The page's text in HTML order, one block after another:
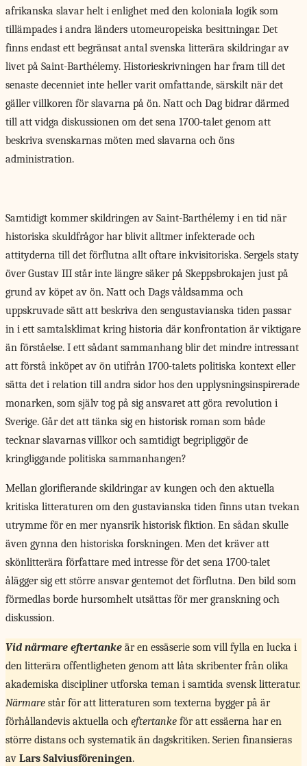
afrikanska slavar helt i enlighet med den koloniala logik som
tillämpades i andra länders utomeuropeiska besittningar. Det
finns endast ett begränsat antal svenska litterära skildringar av
livet på Saint-Barthélemy. Historieskrivningen har fram till det
senaste decenniet inte heller varit omfattande, särskilt när det
gäller villkoren för slavarna på ön. Natt och Dag bidrar därmed
till att vidga diskussionen om det sena 1700-talet genom att
beskriva svenskarnas möten med slavarna och öns
administration.
Samtidigt kommer skildringen av Saint-Barthélemy i en tid när
historiska skuldfrågor har blivit alltmer infekterade och
attityderna till det förflutna allt oftare inkvisitoriska. Sergels staty
över Gustav III står inte längre säker på Skeppsbrokajen just på
grund av köpet av ön. Natt och Dags våldsamma och
uppskruvade sätt att beskriva den sengustavianska tiden passar
in i ett samtalsklimat kring historia där konfrontation är viktigare
än förståelse. I ett sådant sammanhang blir det mindre intressant
att förstå inköpet av ön utifrån 1700-talets politiska kontext eller
sätta det i relation till andra sidor hos den upplysningsinspirerade
monarken, som själv tog på sig ansvaret att göra revolution i
Sverige. Går det att tänka sig en historisk roman som både
tecknar slavarnas villkor och samtidigt begripliggör de
kringliggande politiska sammanhangen?
Mellan glorifierande skildringar av kungen och den aktuella
kritiska litteraturen om den gustavianska tiden finns utan tvekan
utrymme för en mer nyansrik historisk fiktion. En sådan skulle
även gynna den historiska forskningen. Men det kräver att
skönlitterära författare med intresse för det sena 1700-talet
ålägger sig ett större ansvar gentemot det förflutna. Den bild som
förmedlas borde hursomhelt utsättas för mer granskning och
diskussion.
Vid närmare eftertanke är en essäserie som vill fylla en lucka i
den litterära offentligheten genom att låta skribenter från olika
akademiska discipliner utforska teman i samtida svensk litteratur.
Närmare står för att litteraturen som texterna bygger på är
förhållandevis aktuella och eftertanke för att essäerna har en
större distans och systematik än dagskritiken. Serien finansieras
av Lars Salviusföreningen.